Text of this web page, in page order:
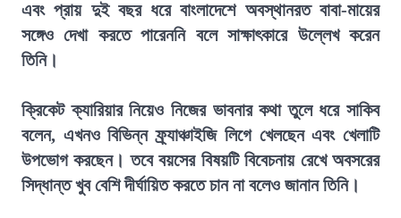
এবং প্রায় দুই বছর ধরে বাংলাদেশে অবস্থানরত বাবা-মায়ের
সঙ্গেও দেখা করতে পারেননি বলে সাক্ষাৎকারে উল্লেখ করেন
তিনি।
ক্রিকেট ক্যারিয়ার নিয়েও নিজের ভাবনার কথা তুলে ধরে সাকিব
বলেন, এখনও বিভিন্ন ফ্র্যাঞ্চাইজি লিগে খেলছেন এবং খেলাটি
উপভোগ করছেন। তবে বয়সের বিষয়টি বিবেচনায় রেখে অবসরের
সিদ্ধান্ত খুব বেশি দীর্ঘায়িত করতে চান না বলেও জানান তিনি।